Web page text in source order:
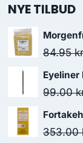
NYE TILBUD
84.95
Eyeliner
99.00
353.00